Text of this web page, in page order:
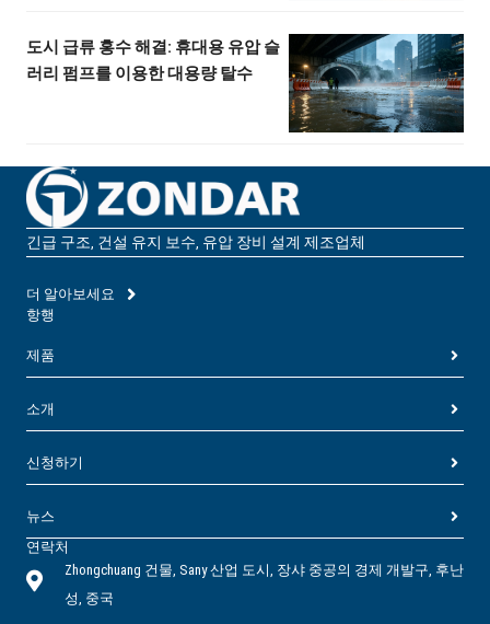
도시 급류 홍수 해결: 휴대용 유압 슬
러리 펌프를 이용한 대용량 탈수
긴급 구조, 건설 유지 보수, 유압 장비 설계 제조업체
더 알아보세요
항행
제품
소개
신청하기
뉴스
연락처
Zhongchuang 건물, Sany 산업 도시, 장샤 중공의 경제 개발구, 후난
성, 중국